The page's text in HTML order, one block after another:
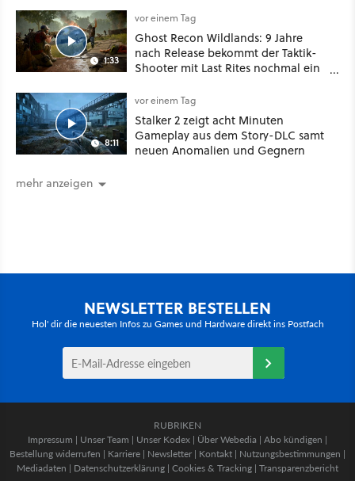
oder Diplomatie
1:33
vor einem Tag
Ghost Recon Wildlands: 9 Jahre
nach Release bekommt der Taktik-
Shooter mit Last Rites nochmal ein
8:11
vor einem Tag
Stalker 2 zeigt acht Minuten
Gameplay aus dem Story-DLC samt
neuen Anomalien und Gegnern
mehr anzeigen
NEWSLETTER BESTELLEN
Hol' dir die neuesten Infos zu Games und Hardware direkt ins Postfach
RUBRIKEN
Impressum | Unser Team | Unser Kodex | Über Webedia | Abo kündigen |
Bestellung widerrufen | Karriere | Newsletter | Kontakt | Nutzungsbestimmungen |
Mediadaten | Datenschutzerklärung | Cookies & Tracking | Transparenzbericht